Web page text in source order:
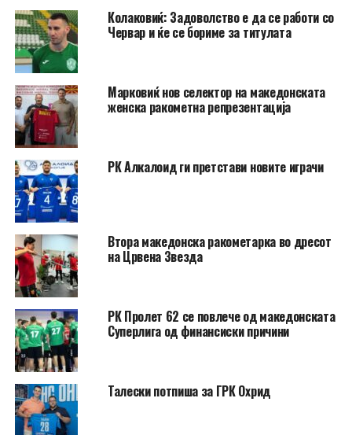
Колаковиќ: Задоволство е да се работи со
Червар и ќе се бориме за титулата
Марковиќ нов селектор на македонската
женска ракометна репрезентација
РК Алкалоид ги претстави новите играчи
Втора македонска ракометарка во дресот
на Црвена Звезда
РК Пролет 62 се повлече од македонската
Суперлига од финансиски причини
Талески потпиша за ГРК Охрид